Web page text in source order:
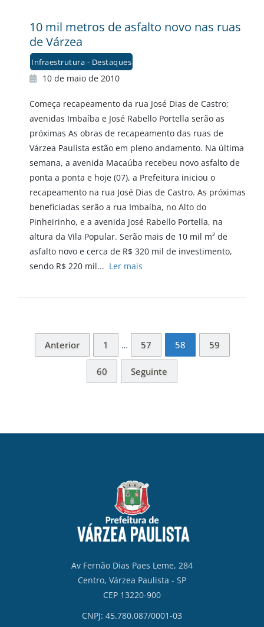
10 mil metros de asfalto novo nas ruas
de Várzea
Infraestrutura - Destaques
10 de maio de 2010
Começa recapeamento da rua José Dias de Castro;
avenidas Imbaíba e José Rabello Portella serão as
próximas As obras de recapeamento das ruas de
Várzea Paulista estão em pleno andamento. Na última
semana, a avenida Macaúba recebeu novo asfalto de
ponta a ponta e hoje (07), a Prefeitura iniciou o
recapeamento na rua José Dias de Castro. As próximas
beneficiadas serão a rua Imbaíba, no Alto do
Pinheirinho, e a avenida José Rabello Portella, na
altura da Vila Popular. Serão mais de 10 mil m² de
asfalto novo e cerca de R$ 320 mil de investimento,
sendo R$ 220 mil... Ler mais
Anterior 1 … 57 58 59
60 Seguinte
Av Fernão Dias Paes Leme, 284
Centro, Várzea Paulista - SP
CEP 13220-900
CNPJ: 45.780.087/0001-03